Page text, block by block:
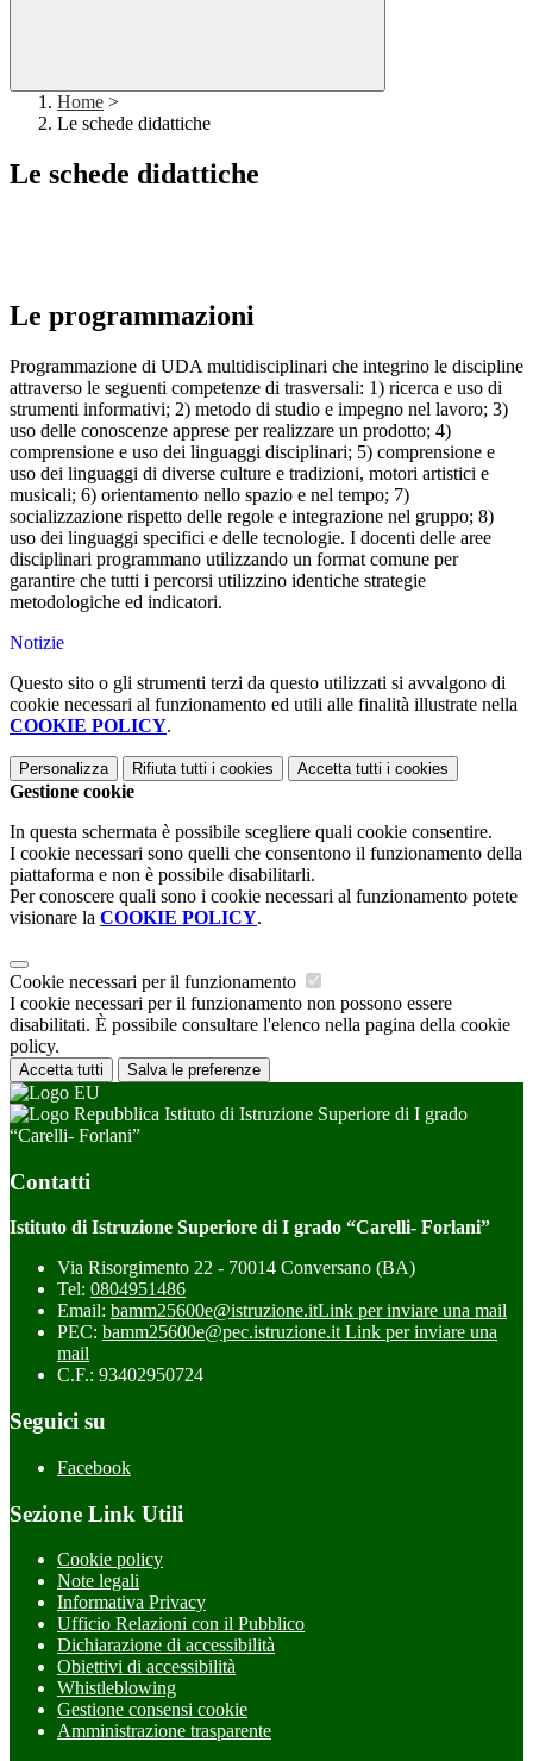
Home >
Le schede didattiche
Le schede didattiche
Le programmazioni
Programmazione di UDA multidisciplinari che integrino le discipline
attraverso le seguenti competenze di trasversali: 1) ricerca e uso di
strumenti informativi; 2) metodo di studio e impegno nel lavoro; 3)
uso delle conoscenze apprese per realizzare un prodotto; 4)
comprensione e uso dei linguaggi disciplinari; 5) comprensione e
uso dei linguaggi di diverse culture e tradizioni, motori artistici e
musicali; 6) orientamento nello spazio e nel tempo; 7)
socializzazione rispetto delle regole e integrazione nel gruppo; 8)
uso dei linguaggi specifici e delle tecnologie. I docenti delle aree
disciplinari programmano utilizzando un format comune per
garantire che tutti i percorsi utilizzino identiche strategie
metodologiche ed indicatori.
Notizie
Questo sito o gli strumenti terzi da questo utilizzati si avvalgono di
cookie necessari al funzionamento ed utili alle finalità illustrate nella
COOKIE POLICY.
Personalizza Rifiuta tutti i cookies Accetta tutti i cookies
Gestione cookie
In questa schermata è possibile scegliere quali cookie consentire.
I cookie necessari sono quelli che consentono il funzionamento della
piattaforma e non è possibile disabilitarli.
Per conoscere quali sono i cookie necessari al funzionamento potete
visionare la COOKIE POLICY.
Cookie necessari per il funzionamento
I cookie necessari per il funzionamento non possono essere
disabilitati. È possibile consultare l'elenco nella pagina della cookie
policy.
Accetta tutti Salva le preferenze
Istituto di Istruzione Superiore di I grado
“Carelli- Forlani”
Contatti
Istituto di Istruzione Superiore di I grado “Carelli- Forlani”
Via Risorgimento 22 - 70014 Conversano (BA)
Tel: 0804951486
Email: bamm25600e@istruzione.itLink per inviare una mail
PEC: bamm25600e@pec.istruzione.it Link per inviare una
mail
C.F.: 93402950724
Seguici su
Facebook
Sezione Link Utili
Cookie policy
Note legali
Informativa Privacy
Ufficio Relazioni con il Pubblico
Dichiarazione di accessibilità
Obiettivi di accessibilità
Whistleblowing
Gestione consensi cookie
Amministrazione trasparente